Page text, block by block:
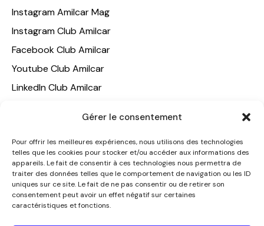
Gérer le consentement
Pour offrir les meilleures expériences, nous utilisons des technologies
telles que les cookies pour stocker et/ou accéder aux informations des
appareils. Le fait de consentir à ces technologies nous permettra de
traiter des données telles que le comportement de navigation ou les ID
uniques sur ce site. Le fait de ne pas consentir ou de retirer son
consentement peut avoir un effet négatif sur certaines
caractéristiques et fonctions.
Instagram Amilcar Mag
Instagram Club Amilcar
Facebook Club Amilcar
Youtube Club Amilcar
LinkedIn Club Amilcar
NOTRE GROUPE
ACCUEIL
AMILCAR TRAVEL CLUB
CLUB AMILCAR, Club d'affaires international
AGENCE MEDIANE
CONTACT